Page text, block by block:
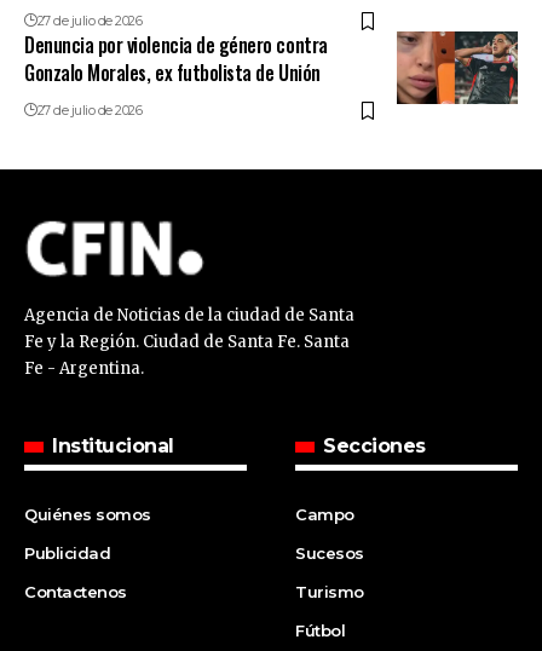
27 de julio de 2026
Denuncia por violencia de género contra
Gonzalo Morales, ex futbolista de Unión
27 de julio de 2026
Agencia de Noticias de la ciudad de Santa
Fe y la Región. Ciudad de Santa Fe. Santa
Fe - Argentina.
Institucional
Quiénes somos
Publicidad
Contactenos
Secciones
Campo
Sucesos
Turismo
Fútbol